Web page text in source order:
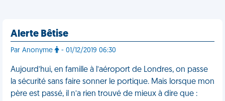
Alerte Bêtise
Par Anonyme - 01/12/2019 06:30
Aujourd’hui, en famille à l’aéroport de Londres, on passe
la sécurité sans faire sonner le portique. Mais lorsque mon
père est passé, il n’a rien trouvé de mieux à dire que :